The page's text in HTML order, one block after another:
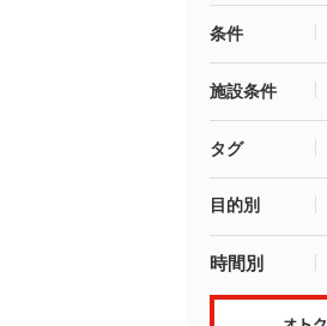
条件
施設条件
タグ
目的別
時間別